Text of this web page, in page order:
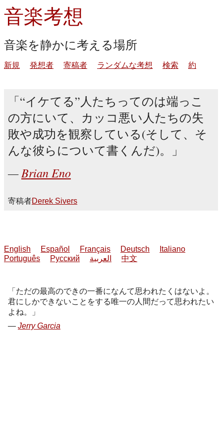
音楽考想
音楽を静かに考える場所
新規 発想者 寄稿者 ランダムな考想 検索 約
“イケてる”人たちってのは端っこ
の方にいて、カッコ悪い人たちの失
敗や成功を観察している(そして、そ
んな彼らについて書くんだ)。
Brian Eno
寄稿者Derek Sivers
English Español Français Deutsch
Italiano
Português
Русский العربية 中文
ただの最高のできの一番になんて思われたくはないよ。
君にしかできないことをする唯一の人間だって思われたい
よね。
Jerry Garcia